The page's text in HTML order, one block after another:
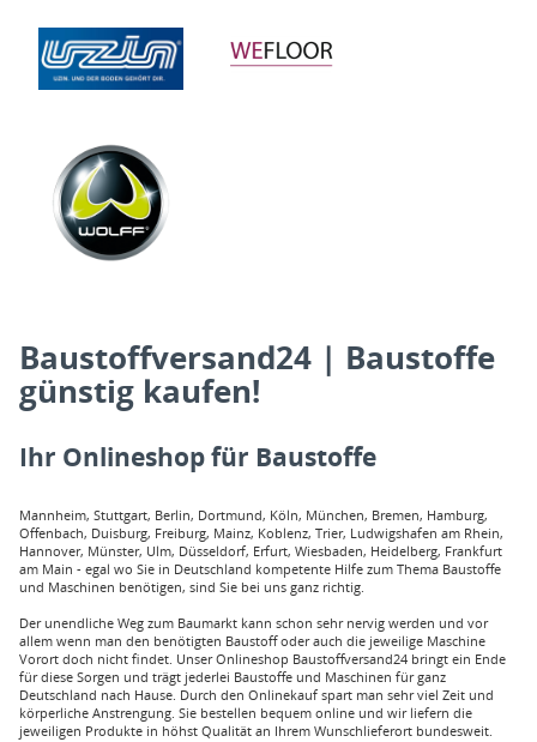
Baustoffversand24 | Baustoffe
günstig kaufen!
Ihr Onlineshop für Baustoffe
Mannheim, Stuttgart, Berlin, Dortmund, Köln, München, Bremen, Hamburg,
Offenbach, Duisburg, Freiburg, Mainz, Koblenz, Trier, Ludwigshafen am Rhein,
Hannover, Münster, Ulm, Düsseldorf, Erfurt, Wiesbaden, Heidelberg, Frankfurt
am Main - egal wo Sie in Deutschland kompetente Hilfe zum Thema Baustoffe
und Maschinen benötigen, sind Sie bei uns ganz richtig.
Der unendliche Weg zum Baumarkt kann schon sehr nervig werden und vor
allem wenn man den benötigten Baustoff oder auch die jeweilige Maschine
Vorort doch nicht findet. Unser Onlineshop Baustoffversand24 bringt ein Ende
für diese Sorgen und trägt jederlei Baustoffe und Maschinen für ganz
Deutschland nach Hause. Durch den Onlinekauf spart man sehr viel Zeit und
körperliche Anstrengung. Sie bestellen bequem online und wir liefern die
jeweiligen Produkte in höhst Qualität an Ihrem Wunschlieferort bundesweit.